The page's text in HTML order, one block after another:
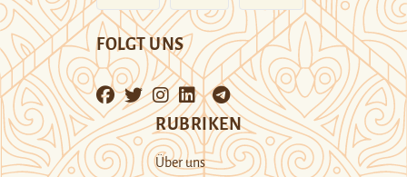
FOLGT UNS
RUBRIKEN
Über uns